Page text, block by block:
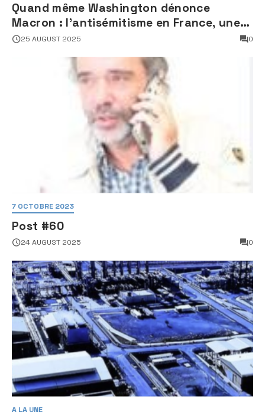
Quand même Washington dénonce
Macron : l’antisémitisme en France, une
faillite d’État
25 AUGUST 2025 0
7 OCTOBRE 2023
Post #60
24 AUGUST 2025 0
A LA UNE